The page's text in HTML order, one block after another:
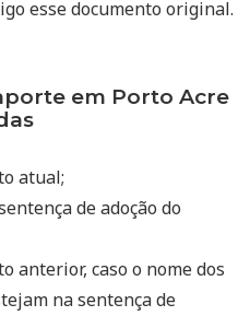
esse documento original.
em Porto Acre
atual;
de adoção do
anterior, caso o nome dos
na sentença de